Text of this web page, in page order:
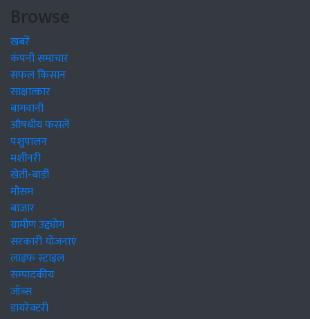
Browse
खबरें
कंपनी समाचार
सफल किसान
साक्षात्कार
बागवानी
औषधीय फसलें
पशुपालन
मशीनरी
खेती-बाड़ी
मौसम
बाजार
ग्रामीण उद्द्योग
सरकारी योजनाएं
लाइफ स्टाइल
सम्पादकीय
जॉब्स
डायरेक्टरी